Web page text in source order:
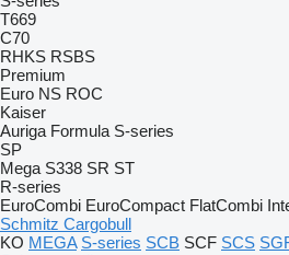
T669
C70
RHKS RSBS
Premium
Euro NS ROC
Kaiser
Auriga Formula S-series
SP
Mega S338 SR ST
R-series
EuroCombi EuroCompact FlatCombi
Schmitz Cargobull
KO MEGA S-series SCB SCF SCS